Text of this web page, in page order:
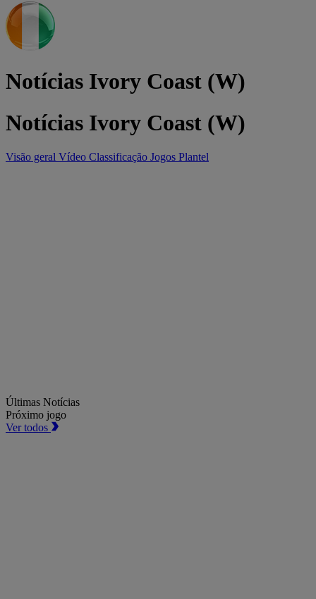
Notícias Ivory Coast (W)
Notícias Ivory Coast (W)
Visão geral Vídeo Classificação Jogos Plantel
Últimas Notícias
Próximo jogo
Ver todos